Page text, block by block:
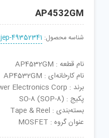
AP4532GM
شناسه محصول: jep-49352341
نام قطعه : AP4532GM
نام کارخانه‌ای : AP4532GM
برند : Advanced Power Electronics Corp
پکیج : SO-8 (SOP-8)
بسته‌بندی : Tape & Reel
عنوان گروه : MOSFET